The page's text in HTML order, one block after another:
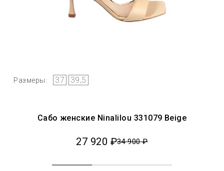
Размеры: 37 39,5
Сабо женские Ninalilou 331079 Beige
27 920 ₽34 900 ₽